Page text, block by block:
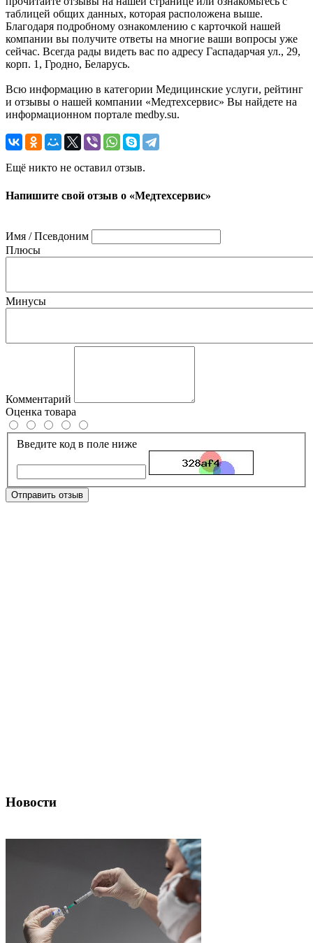
таблицей общих данных, которая расположена выше.
Благодаря подробному ознакомлению с карточкой нашей
компании вы получите ответы на многие ваши вопросы уже
сейчас. Всегда рады видеть вас по адресу Гаспадарчая ул., 29,
корп. 1, Гродно, Беларусь.
Всю информацию в категории Медицинские услуги, рейтинг
и отзывы о нашей компании «Медтехсервис» Вы найдете на
информационном портале medby.su.
Ещё никто не оставил отзыв.
Напишите свой отзыв о «Медтехсервис»
Имя / Псевдоним
Плюсы
Минусы
Комментарий
Оценка товара
Введите код в поле ниже
Отправить отзыв
Новости